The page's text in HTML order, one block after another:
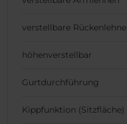
verstellbare Rückenlehne
höhenverstellbar
Gurtdurchführung
Kippfunktion (Sitzfläche)